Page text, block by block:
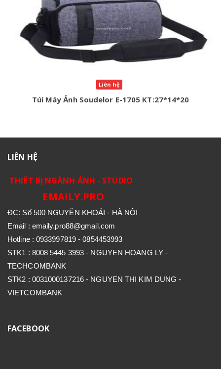
Liên hệ
Túi Máy Ảnh Soudelor E-1705 KT:27*14*20
LIÊN HỆ
THIẾT BỊ NGÀNH ẢNH - STUDIO
EMAILY.PRO
ĐC: Số 500 NGUYỄN KHOÁI - HÀ NỘI
Email : emaily.pro88@gmail.com
Hotline : 0933997819 - 0854453993
STK1 : 8008 5445 3993 - NGUYEN HOANG LY -
TECHCOMBANK
STK2 : 0031000137216 - NGUYEN THI KIM DUNG -
VIETCOMBANK
FACEBOOK